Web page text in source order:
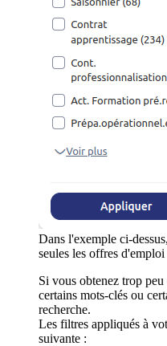
Dans l'exemple ci-
seules les offres
Si vous obtenez trop
certains mots-clés ou
recherche.
Les filtres appliqués à
suivante :